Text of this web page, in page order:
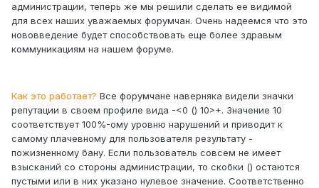
администрации, теперь же мы решили сделать ее видимой
для всех наших уважаемых форумчан. Очень надеемся что это
нововведение будет способствовать еще более здравым
коммуникациям на нашем форуме.
Как это работает? Все форумчане наверняка видели значки
репутации в своем профиле вида -<0 () 10>+. Значение 10
соответствует 100%-ому уровню нарушений и приводит к
самому плачевному для пользователя результату -
пожизненному бану. Если пользователь совсем не имеет
взысканий со стороны администрации, то скобки () остаются
пустыми или в них указано нулевое значение. Соответственно